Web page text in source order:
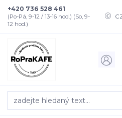
+420 736 528 461
(Po-Pá, 9-12 / 13-16 hod.) (So, 9-
12 hod.)